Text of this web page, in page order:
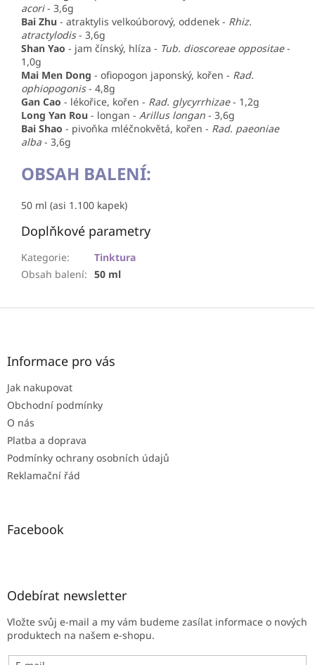
acori - 3,6g
Bai Zhu - atraktylis velkoúborový, oddenek - Rhiz.
atractylodis - 3,6g
Shan Yao - jam čínský, hlíza - Tub. dioscoreae oppositae-
1,0g
Mai Men Dong - ofiopogon japonský, kořen - Rad.
ophiopogonis - 4,8g
Gan Cao - lékořice, kořen - Rad. glycyrrhizae - 1,2g
Long Yan Rou - longan - Arillus longan - 3,6g
Bai Shao - pivoňka mléčnokvětá, kořen - Rad. paeoniae
alba - 3,6g
OBSAH BALENÍ:
50 ml (asi 1.100 kapek)
Doplňkové parametry
Kategorie:
Tinktura
Obsah balení: 50 ml
Z
Informace pro vás
Jak nakupovat
Obchodní podmínky
O nás
Platba a doprava
Podmínky ochrany osobních údajů
Reklamační řád
Facebook
Odebírat newsletter
Vložte svůj e-mail a my vám budeme zasílat informace o nových
produktech na našem e-shopu.